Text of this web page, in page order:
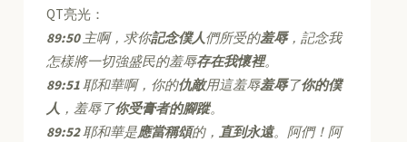
QT亮光：
89:50主啊，求你記念僕人們所受的羞辱，記念我
怎樣將一切強盛民的羞辱存在我懷裡。
89:51耶和華啊，你的仇敵用這羞辱羞辱了你的僕
人 ，羞辱了你受膏者的腳蹤。
89:52耶和華是應當稱頌的，直到永遠。阿們！阿